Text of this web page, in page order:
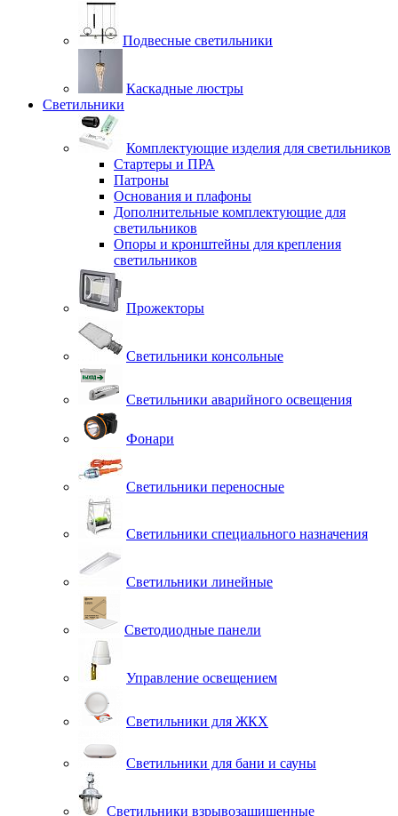
Подвесные светильники
Каскадные люстры
Светильники
Комплектующие изделия для светильников
Стартеры и ПРА
Патроны
Основания и плафоны
Дополнительные комплектующие для
светильников
Опоры и кронштейны для крепления
светильников
Прожекторы
Светильники консольные
Светильники аварийного освещения
Фонари
Светильники переносные
Светильники специального назначения
Светильники линейные
Светодиодные панели
Управление освещением
Светильники для ЖКХ
Светильники для бани и сауны
Светильники взрывозащищенные